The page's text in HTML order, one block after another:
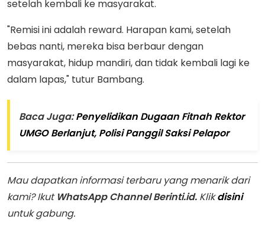
setelah kembali ke masyarakat.
"Remisi ini adalah reward. Harapan kami, setelah
bebas nanti, mereka bisa berbaur dengan
masyarakat, hidup mandiri, dan tidak kembali lagi ke
dalam lapas," tutur Bambang.
Baca Juga:Penyelidikan Dugaan Fitnah Rektor
UMGO Berlanjut, Polisi Panggil Saksi Pelapor
Mau dapatkan informasi terbaru yang menarik dari
kami? Ikut WhatsApp Channel Berinti.id. Klikdisini
untuk gabung.